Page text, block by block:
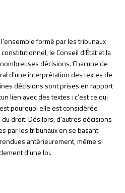
formé par les tribunaux
le Conseil d’État et la
décisions. Chacune de
d’une interprétation des textes de
décisions sont prises en rapport
lien avec des textes : c’est ce qui
pourquoi elle est considérée
droit. Dès lors, d’autres décisions
par les tribunaux en se basant
antérieurement, même si
d’une loi.